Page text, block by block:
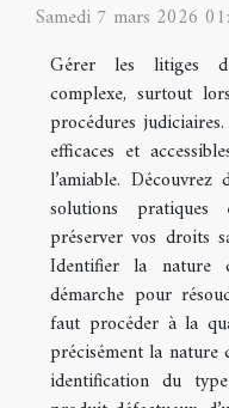
Samedi 7 mars 2026
Gérer les litiges
complexe, surtout
procédures
efficaces et
l’amiable.
solutions
préserver vos droits
Identifier la nature
démarche pour
faut procéder à la
précisément la
identification du